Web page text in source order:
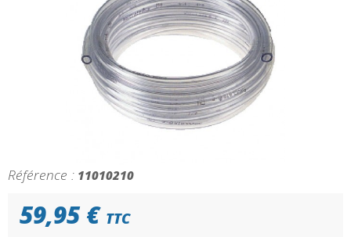
Référence : 11010210
59,95 € TTC